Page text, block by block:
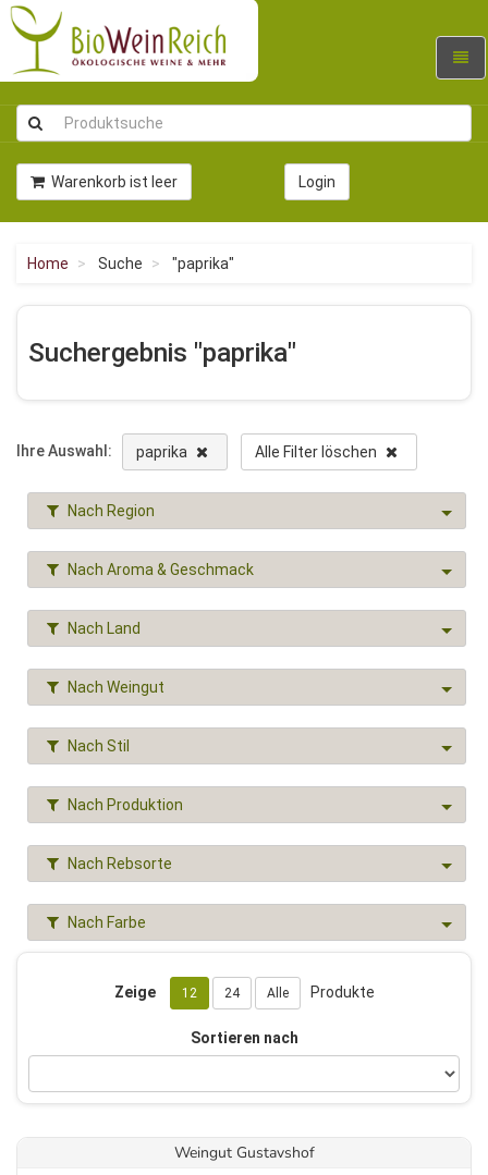
Warenkorb ist leer Login
Home Suche "paprika"
Suchergebnis "paprika"
Ihre Auswahl: paprika Alle Filter löschen
Nach Region
Nach Aroma & Geschmack
Nach Land
Nach Weingut
Nach Stil
Nach Produktion
Nach Rebsorte
Nach Farbe
Zeige 12 24 Alle Produkte
Sortieren nach
Weingut Gustavshof